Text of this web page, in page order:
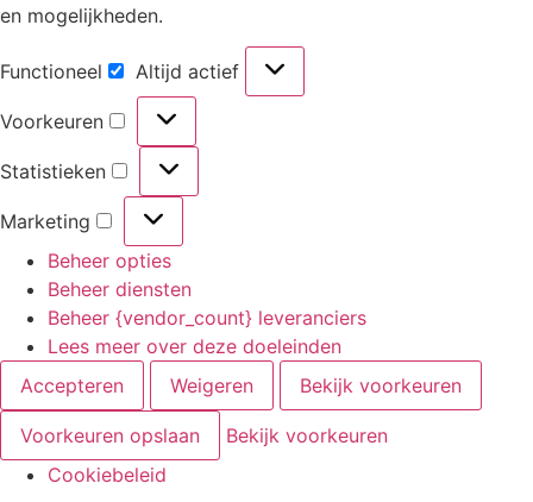
en mogelijkheden.
Functioneel Altijd actief
Voorkeuren
Statistieken
Marketing
Beheer opties
Beheer diensten
Beheer {vendor_count} leveranciers
Lees meer over deze doeleinden
Accepteren
Weigeren Bekijk voorkeuren
Voorkeuren opslaan
Bekijk voorkeuren
Cookiebeleid